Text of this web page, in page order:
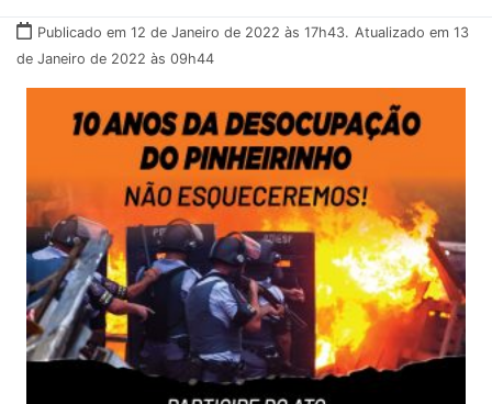
Publicado em 12 de Janeiro de 2022 às 17h43. Atualizado em 13
de Janeiro de 2022 às 09h44